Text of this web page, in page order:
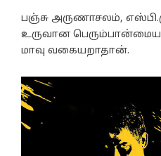
பஞ்சு அருணாசலம்,
உருவான
மாவு வகையறாதான்.